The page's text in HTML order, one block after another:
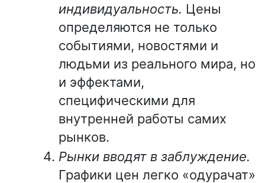
индивидуальность. Цены
определяются не только
событиями, новостями и
людьми из реального мира, но
и эффектами,
специфическими для
внутренней работы самих
рынков.
Рынки вводят в заблуждение.
Графики цен легко «одурачат»